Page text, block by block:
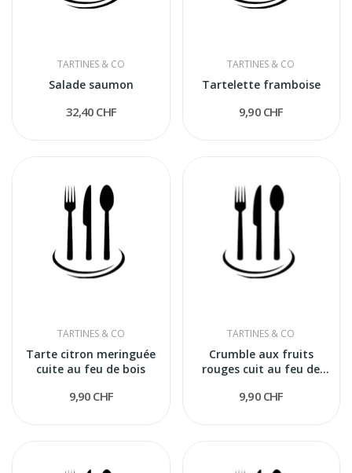
TARTINES & CO
Salade saumon
32,40 CHF
TARTINES & CO
Tartelette framboise
9,90 CHF
TARTINES & CO
Tarte citron meringuée
cuite au feu de bois
9,90 CHF
TARTINES & CO
Crumble aux fruits
rouges cuit au feu de
9,90 CHF